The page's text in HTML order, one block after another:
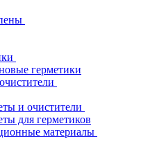
герметики
и очистители
для герметиков
материалы